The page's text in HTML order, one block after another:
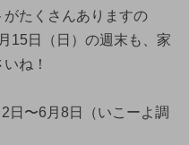
たくさんありますの
15日（日）の週末も、家
ね！
日〜6月8日（いこーよ調